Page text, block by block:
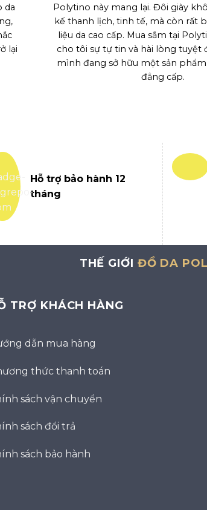
da
lại
Polytino này mang lại. Đôi giày
kế thanh lịch, tinh tế, mà còn rất
liệu da cao cấp. Mua sắm tại
cho tôi sự tự tin và hài lòng tuyệt
mình đang sở hữu một sản
đẳng cấp.
Hỗ trợ bảo hành 12
tháng
THẾ GIỚI ĐỒ DA
TRỢ KHÁCH HÀNG
dẫn mua hàng
thức thanh toán
sách vận chuyển
sách đổi trả
sách bảo hành